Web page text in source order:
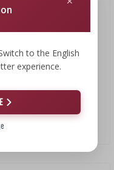
svetlohnedý
to the English
experience.